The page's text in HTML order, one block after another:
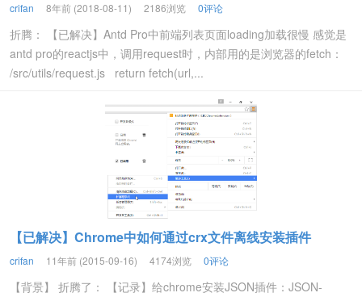
crifan 8年前 (2018-08-11) 2186浏览 0评论
折腾： 【已解决】Antd Pro中前端列表页面loading加载很慢 感觉是
antd pro的reactjs中，调用request时，内部用的是浏览器的fetch：
/src/utils/request.js return fetch(url,...
【已解决】Chrome中如何通过crx文件离线安装插件
crifan 11年前 (2015-09-16) 4174浏览 0评论
【背景】 折腾了： 【记录】给chrome安装JSON插件：JSON-